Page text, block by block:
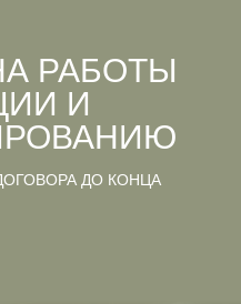
РАБОТЫ
И
ДО КОНЦА